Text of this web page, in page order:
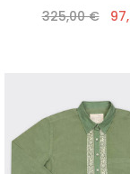
325,00 €